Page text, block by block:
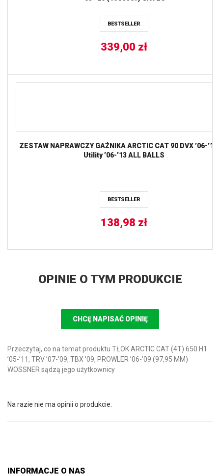
BESTSELLER
339,00 zł
ZESTAW NAPRAWCZY GAŹNIKA ARCTIC CAT 90 DVX ’06-
Utility ’06-’13 ALL BALLS
BESTSELLER
138,98 zł
OPINIE O TYM PRODUKCIE
CHCĘ NAPISAĆ OPINIĘ
Przeczytaj, co na temat produktu TŁOK ARCTIC CAT (4T) 650 H1
’05-’11, TRV ’07-’09, TBX ’09, PROWLER ’06-’09 (97,95 MM)
WOSSNER sądzą jego użytkownicy
Na razie nie ma opinii o produkcie.
INFORMACJE O NAS